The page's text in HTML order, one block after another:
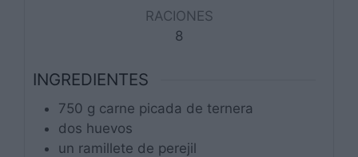
RACIONES
8
INGREDIENTES
750 g carne picada de ternera
dos huevos
un ramillete de perejil